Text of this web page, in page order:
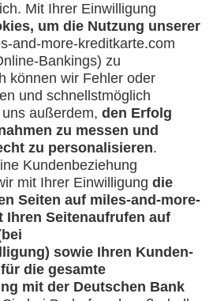
(inkl. GbR),